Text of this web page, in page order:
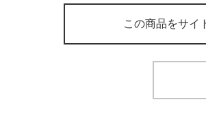
この商品をサイ